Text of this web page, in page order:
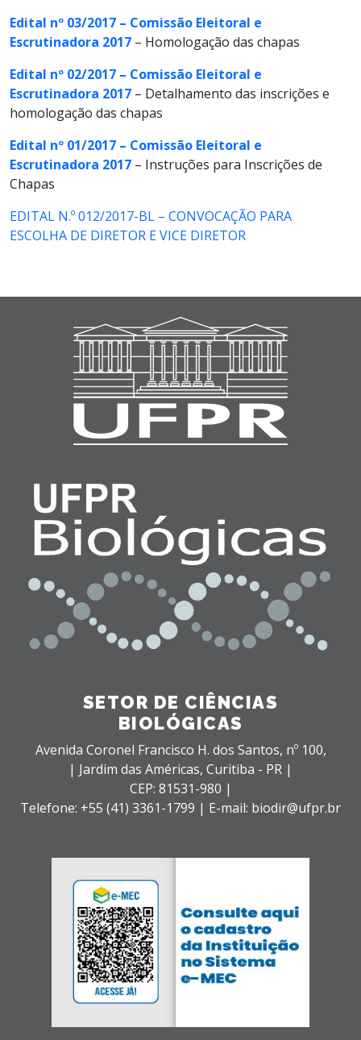
Edital nº 03/2017 – Comissão Eleitoral e
Escrutinadora 2017 – Homologação das chapas
Edital nº 02/2017 – Comissão Eleitoral e
Escrutinadora 2017 – Detalhamento das inscrições e
homologação das chapas
Edital nº 01/2017 – Comissão Eleitoral e
Escrutinadora 2017 – Instruções para Inscrições de
Chapas
EDITAL N.º 012/2017-BL – CONVOCAÇÃO PARA
ESCOLHA DE DIRETOR E VICE DIRETOR
SETOR DE CIÊNCIAS
BIOLÓGICAS
Avenida Coronel Francisco H. dos Santos, nº 100,
| Jardim das Américas, Curitiba - PR |
CEP: 81531-980 |
Telefone: +55 (41) 3361-1799 | E-mail: biodir@ufpr.br